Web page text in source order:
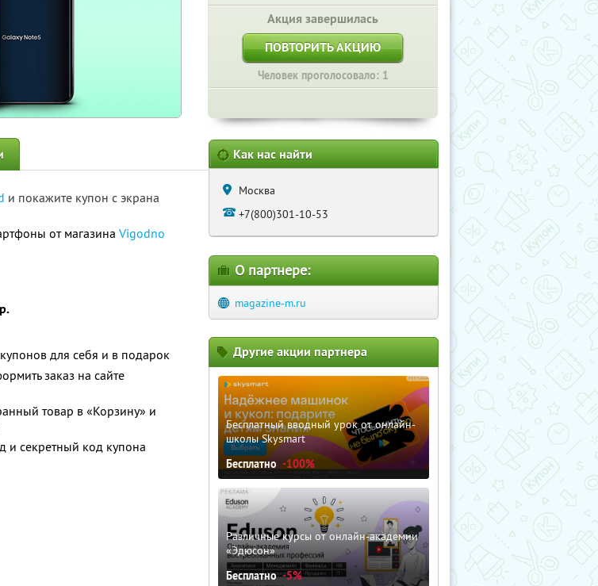
Акция завершилась
ПОВТОРИТЬ АКЦИЮ
Человек проголосовало: 1
и покажите купон с экрана
от магазина Vigodno
для себя и в подарок
заказ на сайте
товар в «Корзину» и
и секретный код купона
Как нас найти
Москва
+7(800)301-10-53
О партнере:
magazine-m.ru
Другие акции партнера
Бесплатный вводный урок от онлайн-
школы Skysmart
Бесплатно -100%
Различные курсы от онлайн-академии
«Эдюсон»
Бесплатно -5%